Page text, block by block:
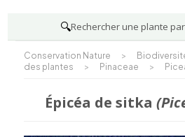
🔍Rechercher une plante
Conservation Nature >
des plantes
> Pinaceae >
Épicéa de sitka